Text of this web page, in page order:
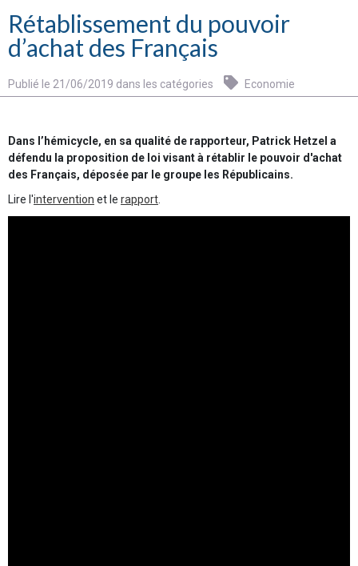
Rétablissement du pouvoir
d’achat des Français
Publié le 21/06/2019 dans les catégories Economie
Dans l’hémicycle, en sa qualité de rapporteur, Patrick Hetzel a
défendu la proposition de loi visant à rétablir le pouvoir d'achat
des Français, déposée par le groupe les Républicains.
Lire l'intervention et le rapport.